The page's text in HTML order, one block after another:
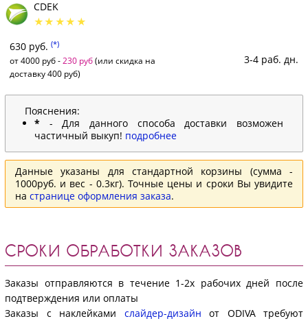
CDEK
630 руб. (*)
от 4000 руб - 230 руб(или скидка на
доставку 400 руб)
3-4 раб. дн.
Пояснения:
* - Для данного способа доставки возможен
частичный выкуп! подробнее
Данные указаны для стандартной корзины (сумма -
1000руб. и вес - 0.3кг). Точные цены и сроки Вы увидите
на странице оформления заказа.
СРОКИ ОБРАБОТКИ ЗАКАЗОВ
Заказы отправляются в течение 1-2х рабочих дней после
подтверждения или оплаты
Заказы с наклейками слайдер-дизайн от ODIVA требуют